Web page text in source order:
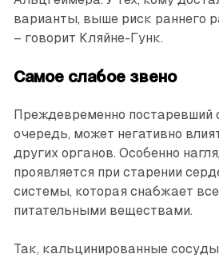
варианты, выше риск раннего
– говорит Кляйне-Гунк.
Самое слабое звено
Преждевременно постаревший
очередь, может негативно
других органов. Особенно
проявляется при старении
системы, которая снабжает
питательными веществами.
Так, кальцинированные